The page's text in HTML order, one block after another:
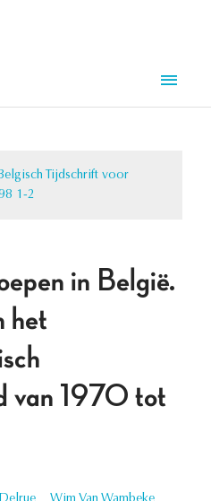
Tijdschrift voor
1-2
in België.
het
van 1970 tot